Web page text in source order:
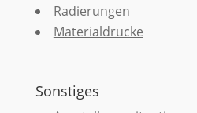
Radierungen
Materialdrucke
Sonstiges